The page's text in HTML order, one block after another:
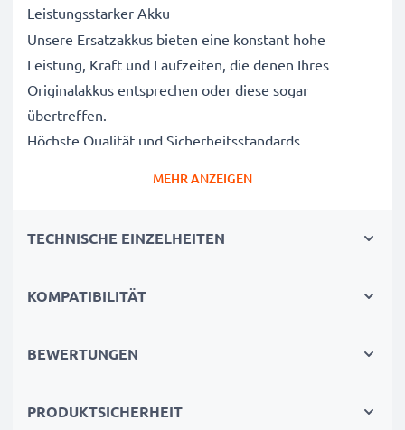
Leistungsstarker Akku
Unsere Ersatzakkus bieten eine konstant hohe
Leistung, Kraft und Laufzeiten, die denen Ihres
Originalakkus entsprechen oder diese sogar
übertreffen.
Höchste Qualität und Sicherheitsstandards
unterzogen und entsprechen den höchsten EU-
Die umweltfreundliche Alternative
ökologischen Fußabdruck durch Recycling und
MEHR ANZEIGEN
TECHNISCHE EINZELHEITEN
KOMPATIBILITÄT
BEWERTUNGEN
PRODUKTSICHERHEIT